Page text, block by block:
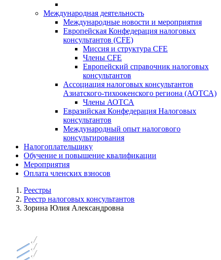
Международная деятельность
Международные новости и мероприятия
Европейская Конфедерация налоговых
консультантов (CFE)
Миссия и структура CFE
Члены CFE
Европейский справочник налоговых
консультантов
Ассоциация налоговых консультантов
Азиатского-тихоокенского региона (АОТСА)
Члены АОТСА
Евразийская Конфедерация Налоговых
консультантов
Международный опыт налогового
консультирования
Налогоплательщику
Обучение и повышение квалификации
Мероприятия
Оплата членских взносов
Реестры
Реестр налоговых консультантов
Зорина Юлия Александровна